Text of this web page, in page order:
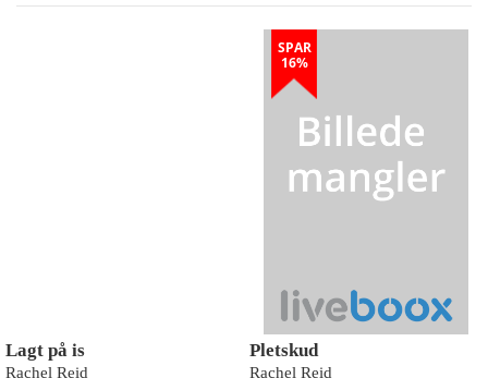
Lagt på is
Rachel Reid
SPAR
16%
Pletskud
Rachel Reid